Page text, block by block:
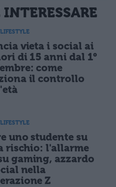
vieta i social ai
di 15 anni dal 1°
come
il controllo
uno studente su
rischio: l'allarme
gaming, azzardo
nella
Z